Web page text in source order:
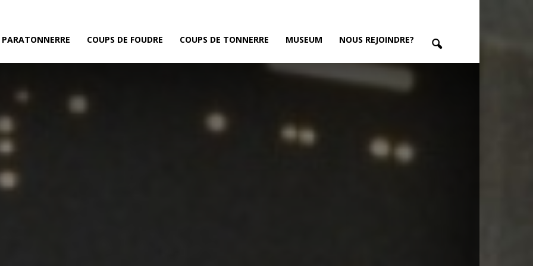
PARATONNERRE COUPS DE FOUDRE COUPS DE TONNERRE MUSEUM NOUS REJOINDRE?